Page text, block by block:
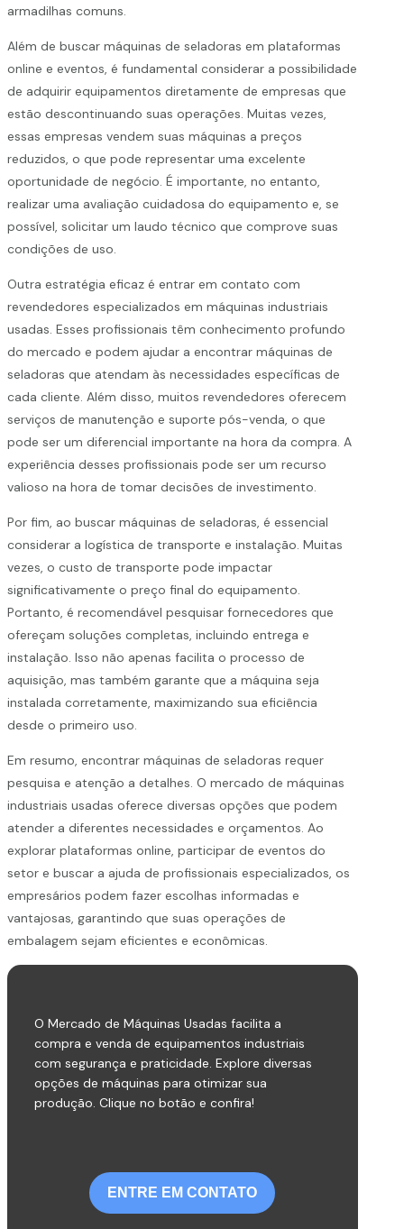
armadilhas comuns.
Além de buscar máquinas de seladoras em plataformas
online e eventos, é fundamental considerar a possibilidade
de adquirir equipamentos diretamente de empresas que
estão descontinuando suas operações. Muitas vezes,
essas empresas vendem suas máquinas a preços
reduzidos, o que pode representar uma excelente
oportunidade de negócio. É importante, no entanto,
realizar uma avaliação cuidadosa do equipamento e, se
possível, solicitar um laudo técnico que comprove suas
condições de uso.
Outra estratégia eficaz é entrar em contato com
revendedores especializados em máquinas industriais
usadas. Esses profissionais têm conhecimento profundo
do mercado e podem ajudar a encontrar máquinas de
seladoras que atendam às necessidades específicas de
cada cliente. Além disso, muitos revendedores oferecem
serviços de manutenção e suporte pós-venda, o que
pode ser um diferencial importante na hora da compra. A
experiência desses profissionais pode ser um recurso
valioso na hora de tomar decisões de investimento.
Por fim, ao buscar máquinas de seladoras, é essencial
considerar a logística de transporte e instalação. Muitas
vezes, o custo de transporte pode impactar
significativamente o preço final do equipamento.
Portanto, é recomendável pesquisar fornecedores que
ofereçam soluções completas, incluindo entrega e
instalação. Isso não apenas facilita o processo de
aquisição, mas também garante que a máquina seja
instalada corretamente, maximizando sua eficiência
desde o primeiro uso.
Em resumo, encontrar máquinas de seladoras requer
pesquisa e atenção a detalhes. O mercado de máquinas
industriais usadas oferece diversas opções que podem
atender a diferentes necessidades e orçamentos. Ao
explorar plataformas online, participar de eventos do
setor e buscar a ajuda de profissionais especializados, os
empresários podem fazer escolhas informadas e
vantajosas, garantindo que suas operações de
embalagem sejam eficientes e econômicas.
O Mercado de Máquinas Usadas facilita a
compra e venda de equipamentos industriais
com segurança e praticidade. Explore diversas
opções de máquinas para otimizar sua
produção. Clique no botão e confira!
ENTRE EM CONTATO